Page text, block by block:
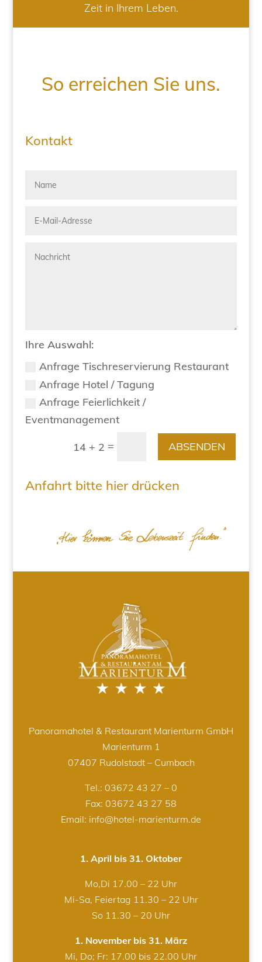
Zeit in Ihrem Leben.
So erreichen Sie uns.
Kontakt
Ihre Auswahl:
Anfrage Tischreservierung Restaurant
Anfrage Hotel / Tagung
Anfrage Feierlichkeit /
Eventmanagement
14 + 2 = ABSENDEN
Anfahrt bitte hier drücken
Panoramahotel & Restaurant Marienturm GmbH
Marienturm 1
07407 Rudolstadt – Cumbach
Tel.: 03672 43 27 – 0
Fax: 03672 43 27 58
Email: info@hotel-marienturm.de
1. April bis 31. Oktober
Mo,Di 17.00 – 22 Uhr
Mi-Sa, Feiertag 11.30 – 22 Uhr
So 11.30 – 20 Uhr
1. November bis 31. März
Mi, Do; Fr: 17.00 bis 22.00 Uhr